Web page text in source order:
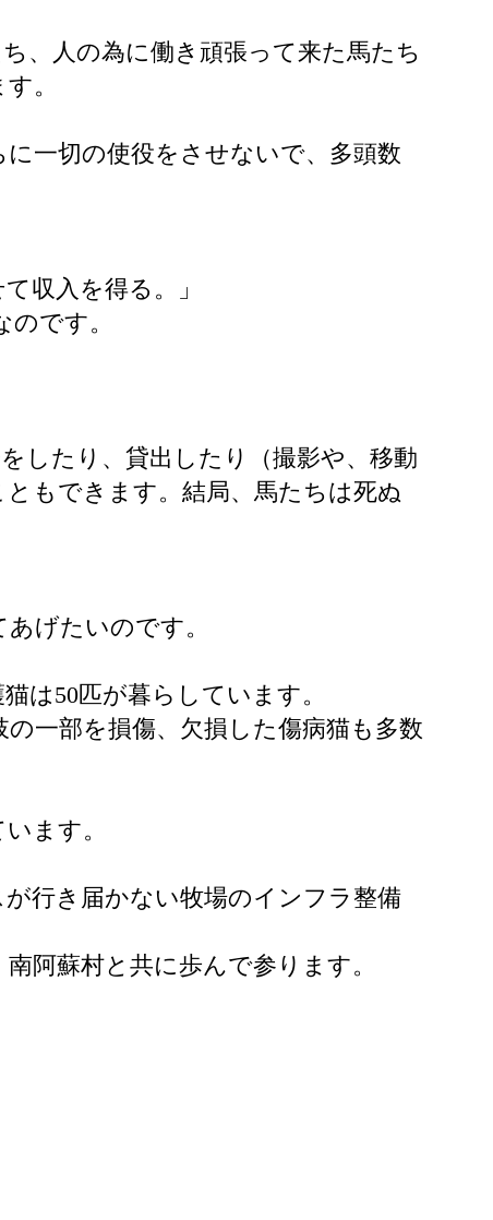
、人の為に働き頑張って来た馬たち
。
一切の使役をさせないで、多頭数
収入を得る。」
です。
したり、貸出したり（撮影や、移動
もできます。結局、馬たちは死ぬ
げたいのです。
は50匹が暮らしています。
一部を損傷、欠損した傷病猫も多数
ます。
行き届かない牧場のインフラ整備
阿蘇村と共に歩んで参ります。